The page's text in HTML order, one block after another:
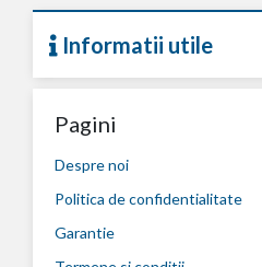
Informatii utile
Pagini
Despre noi
Politica de confidentialitate
Garantie